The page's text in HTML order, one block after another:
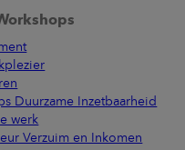
Duurzame Inzetbaarheid
werk
Verzuim en Inkomen